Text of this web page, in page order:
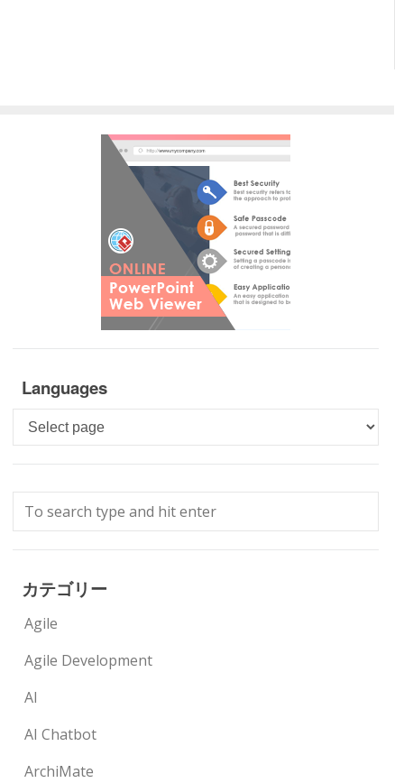
Languages
Languages
カテゴリー
Agile
Agile Development
AI
AI Chatbot
ArchiMate